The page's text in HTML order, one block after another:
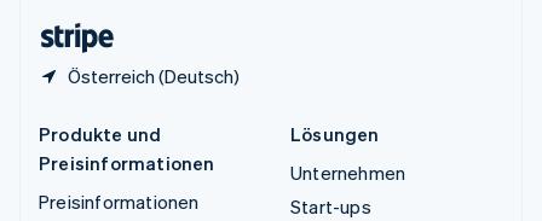
Österreich (Deutsch)
Produkte und
Preisinformationen
Preisinformationen
Lösungen
Unternehmen
Start-ups